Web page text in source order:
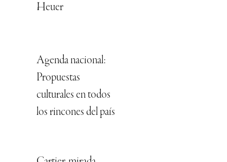
Heuer
Agenda nacional:
Propuestas
culturales en todos
los rincones del país